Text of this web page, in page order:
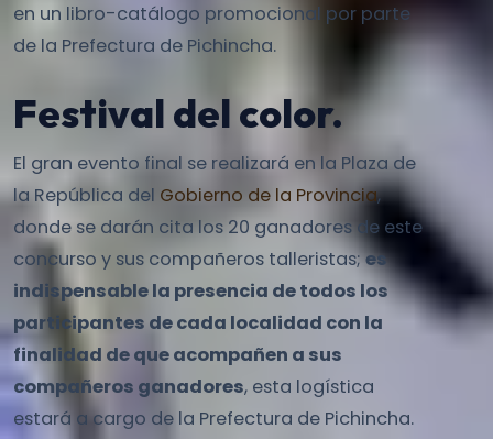
en un libro-catálogo promocional por parte
de la Prefectura de Pichincha.
Festival del color.
El gran evento final se realizará en la Plaza de
la República del Gobierno de la Provincia,
donde se darán cita los 20 ganadores de este
concurso y sus compañeros talleristas;es
indispensable la presencia de todos los
participantes de cada localidad con la
finalidad de que acompañen a sus
compañeros ganadores, esta logística
estará a cargo de la Prefectura de Pichincha.